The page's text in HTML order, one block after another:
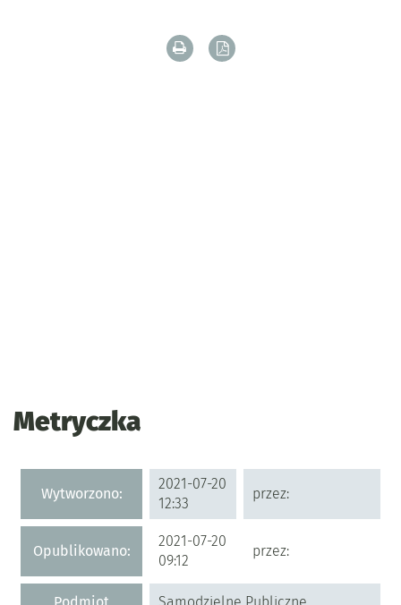
Drukuj zawartość bieżącej strony
Zapisz tekst bieżącej
Metryczka
Metryczka
Wytworzono:
2021-07-20
12:33
przez:
Opublikowano:
2021-07-20
09:12
przez: